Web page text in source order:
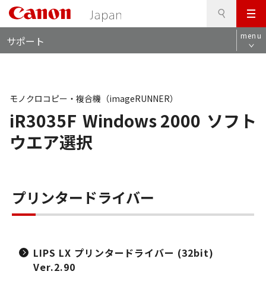
メ
ニ
ュ
サポート menu
iR3035F Windows 2000 ソフト
ウエア選択
モノクロコピー・複合機（imageRUNNER）
プリンタードライバー
LIPS LX プリンタードライバー (32bit)
Ver.2.90